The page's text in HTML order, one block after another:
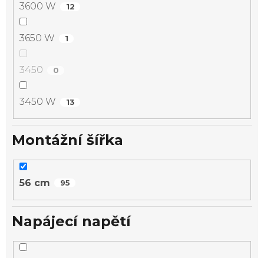
3600 W 12
3650 W 1
3450 0
3450 W 13
Montážní šířka
56 cm 95
Napájecí napětí